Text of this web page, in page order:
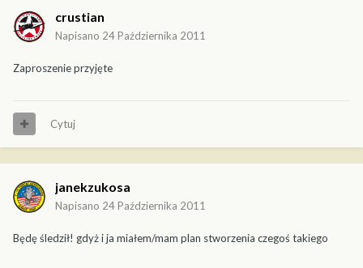
crustian
Napisano 24 Października 2011
Zaproszenie przyjęte
Cytuj
janekzukosa
Napisano 24 Października 2011
Będę śledził! gdyż i ja miałem/mam plan stworzenia czegoś takiego